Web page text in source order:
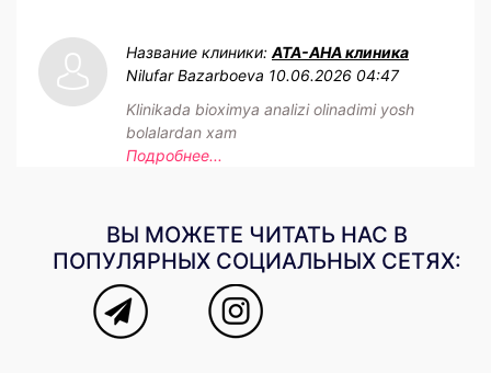
Название клиники: АТА-АНА клиника
Nilufar Bazarboeva 10.06.2026 04:47
Klinikada bioximya analizi olinadimi yosh
bolalardan xam
Подробнее...
ВЫ МОЖЕТЕ ЧИТАТЬ НАС В
ПОПУЛЯРНЫХ СОЦИАЛЬНЫХ СЕТЯХ: